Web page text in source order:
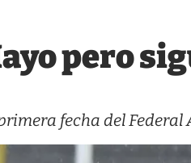
pero
fecha del Federal